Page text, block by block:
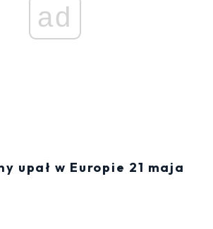
ad
upał w Europie 21 maja